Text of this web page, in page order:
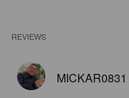
REVIEWS
MICKAR0831